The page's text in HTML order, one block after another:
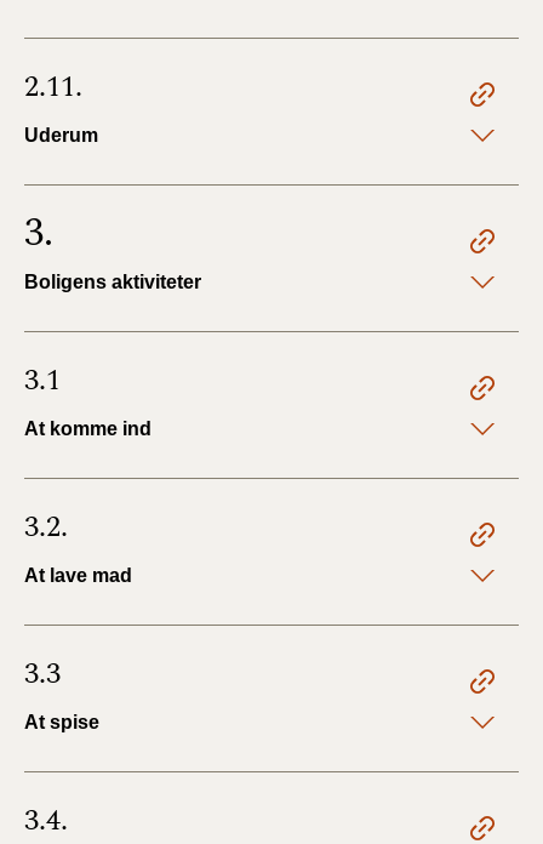
2.11.
Uderum
3.
Boligens aktiviteter
3.1
At komme ind
3.2.
At lave mad
3.3
At spise
3.4.